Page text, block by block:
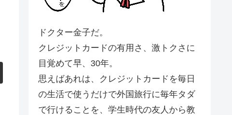
ドクター金子だ。
クレジットカードの有用さ、激トクさに
目覚めて早、30年。
思えばあれは、クレジットカードを毎日
の生活で使うだけで外国旅行に毎年タダ
で行けることを、学生時代の友人から教